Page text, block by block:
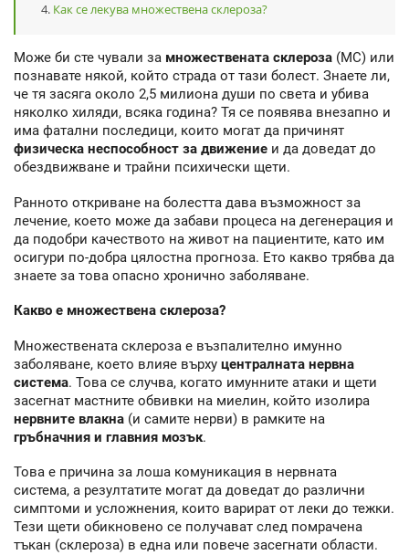
Как се лекува множествена склероза?
Може би сте чували за множествената склероза (МС) или
познавате някой, който страда от тази болест. Знаете ли,
че тя засяга около 2,5 милиона души по света и убива
няколко хиляди, всяка година? Тя се появява внезапно и
има фатални последици, които могат да причинят
физическа неспособност за движение и да доведат до
обездвижване и трайни психически щети.
Ранното откриване на болестта дава възможност за
лечение, което може да забави процеса на дегенерация и
да подобри качеството на живот на пациентите, като им
осигури по-добра цялостна прогноза. Ето какво трябва да
знаете за това опасно хронично заболяване.
Какво е множествена склероза?
Множествената склероза е възпалително имунно
заболяване, което влияе върху централната нервна
система. Това се случва, когато имунните атаки и щети
засегнат мастните обвивки на миелин, който изолира
нервните влакна (и самите нерви) в рамките на
гръбначния и главния мозък.
Това е причина за лоша комуникация в нервната
система, а резултатите могат да доведат до различни
симптоми и усложнения, които варират от леки до тежки.
Тези щети обикновено се получават след помрачена
тъкан (склероза) в една или повече засегнати области.